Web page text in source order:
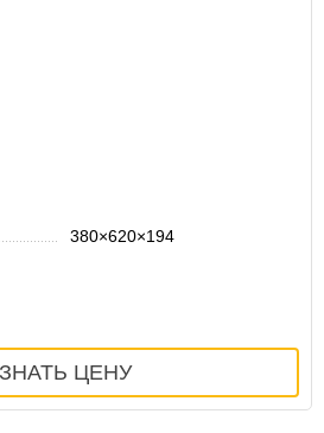
380×620×194